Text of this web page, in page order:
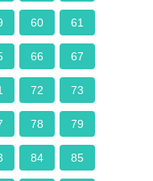
60 61
66 67
72 73
78 79
84 85